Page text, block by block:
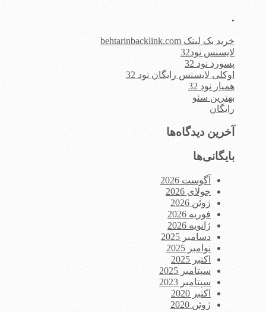
.
خرید بک لینک behtarinbacklink.com
لایسنس نود32
پسورد نود 32
اوکلی لایسنس رایگان نود 32
همیار نود 32
بهترین سئو
رایگان
آخرین دیدگاه‌ها
بایگانی‌ها
آگوست 2026
جولای 2026
ژوئن 2026
فوریه 2026
ژانویه 2026
دسامبر 2025
نوامبر 2025
اکتبر 2025
سپتامبر 2025
سپتامبر 2023
اکتبر 2020
ژوئن 2020